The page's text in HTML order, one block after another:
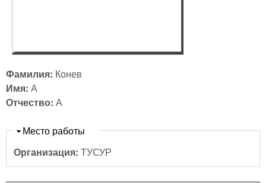
Фамилия: Конев
Имя: А
Отчество: А
Скрыть
Место работы
Организация: ТУСУР